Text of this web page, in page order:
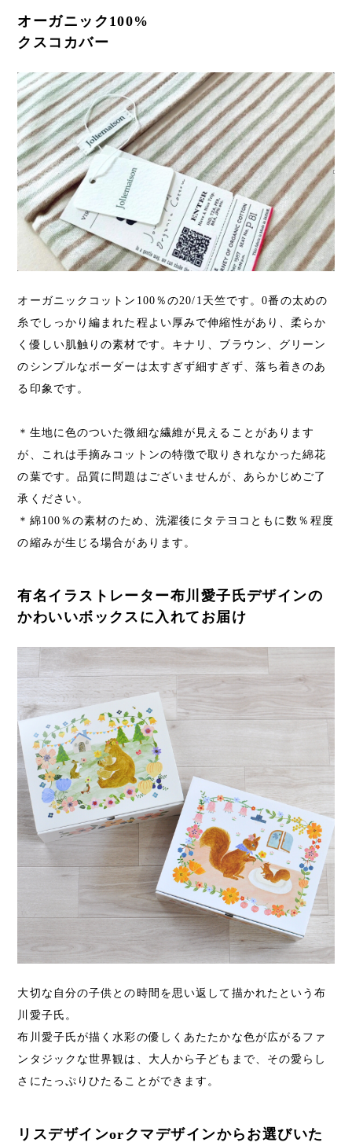
オーガニック100%
クスコカバー
オーガニックコットン100％の20/1天竺です。0番の太めの
糸でしっかり編まれた程よい厚みで伸縮性があり、柔らか
く優しい肌触りの素材です。キナリ、ブラウン、グリーン
のシンプルなボーダーは太すぎず細すぎず、落ち着きのあ
る印象です。
＊生地に色のついた微細な繊維が見えることがあります
が、これは手摘みコットンの特徴で取りきれなかった綿花
の葉です。品質に問題はございませんが、あらかじめご了
承ください。
＊綿100％の素材のため、洗濯後にタテヨコともに数％程度
の縮みが生じる場合があります。
有名イラストレーター布川愛子氏デザインの
かわいいボックスに入れてお届け
大切な自分の子供との時間を思い返して描かれたという布
川愛子氏。
布川愛子氏が描く水彩の優しくあたたかな色が広がるファ
ンタジックな世界観は、大人から子どもまで、その愛らし
さにたっぷりひたることができます。
リスデザインorクマデザインからお選びいた